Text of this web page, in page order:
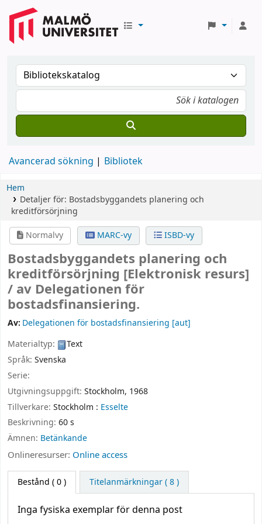
Avancerad sökning Bibliotek
Hem
Detaljer för: Bostadsbyggandets planering och
kreditförsörjning
Normalvy
MARC-vy ISBD-vy
Bostadsbyggandets planering och
kreditförsörjning [Elektronisk resurs]
/ av Delegationen för
bostadsfinansiering.
Av: Delegationen för bostadsfinansiering [aut]
Materialtyp:
Text
Språk: Svenska
Serie:
Utgivningsuppgift: Stockholm, 1968
Tillverkare: Stockholm : Esselte
Beskrivning: 60 s
Ämnen: Betänkande
Onlineresurser: Online access
Bestånd ( 0 ) Titelanmärkningar ( 8 )
Inga fysiska exemplar för denna post